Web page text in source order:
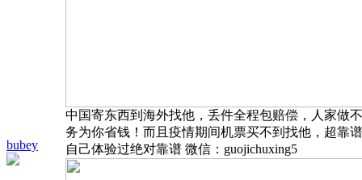
bubey
中国寄东西到海外找他，丢件全程包赔偿，人家做
务为你省钱！而且疫情期间机票买不到找他，超靠
自己体验过绝对靠谱 微信：guojichuxing5